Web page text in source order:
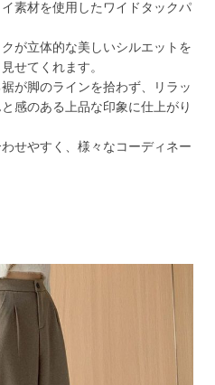
素材を使用したワイドタックパ
が立体的な美しいシルエットを
せてくれます。
が脚のラインを拾わず、リラッ
感のある上品な印象に仕上がり
せやすく、様々なコーディネー